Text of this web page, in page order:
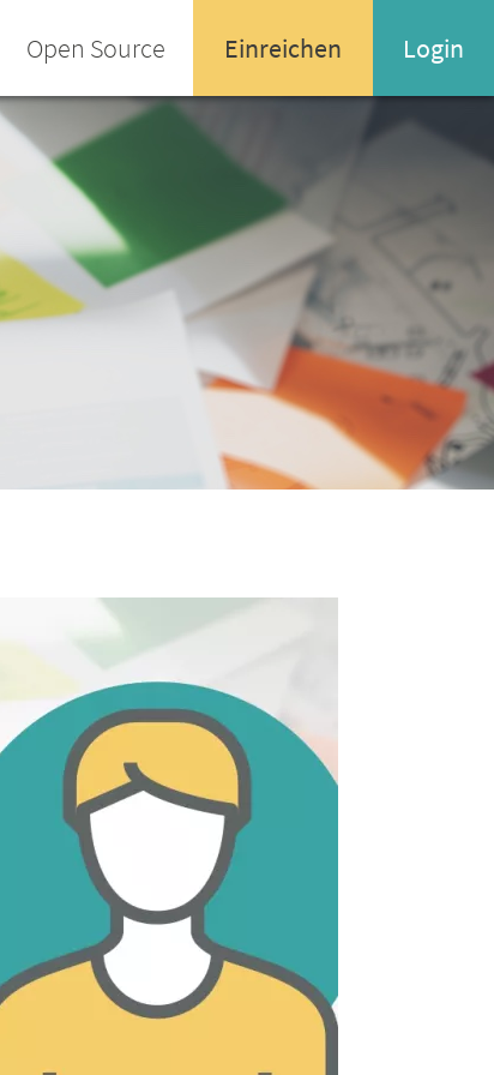
Open Source Einreichen Login
Name oder Email-Adresse
Enter your username or email address
Passwort
Passwort vergessen